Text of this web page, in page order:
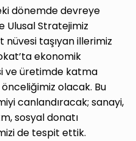
dönemde devreye
Ulusal Stratejimiz
nüvesi taşıyan illerimiz
ekonomik
ve üretimde katma
olacak. Bu
canlandıracak; sanayi,
sosyal donatı
de tespit ettik.